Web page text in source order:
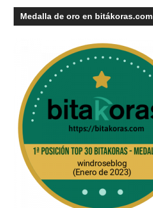
Medalla de oro en bitákoras.com